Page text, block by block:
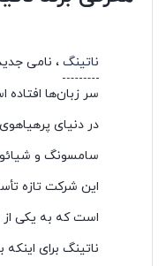
ناتینگ ، نامی
سر زبان‌ها افتاده
در دنیای
این شرکت تازه
است که به یکی از
ناتینگ برای